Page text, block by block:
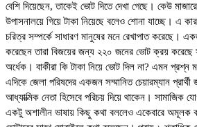
বেশি দিয়েছেন, তাকেই ভোট দিতে দেখা গেছে। কেউ
উপাসনালয়ে গিয়ে টাকা নিয়েছে বলেও শোনা যাচ্ছে। এ
চরিত্র সম্পর্কে সাধারণ মানুষের মনে রেখাপাত করেছে।
করেছেন তারা বিজয়ের জন্য ২২০ জনের ভোট ক্রয় করেছে
অর্ধেক। বাকীরা কি টাকা নিয়ে ভোট দিল না? এমন প্রশ্ন
এদিকে জেলা পরিষদের একজন সম্মানিত চেয়ারম্যান
আধ্যাত্মিক নেতা হিসেবে পরিচয় দিয়ে থাকেন। সামাজিক
একটু অশালীন ভাষায় কিছু কথা বললেও একেবারে অমূলক